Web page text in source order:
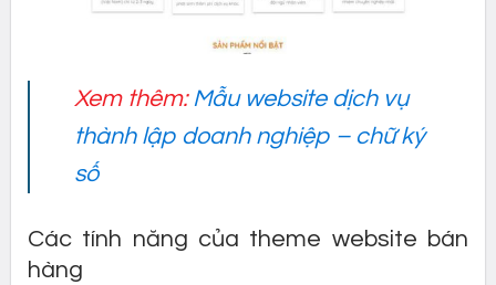
Xem thêm: Mẫu website dịch vụ
thành lập doanh nghiệp – chữ ký
số
Các tính năng của theme website bán
hàng